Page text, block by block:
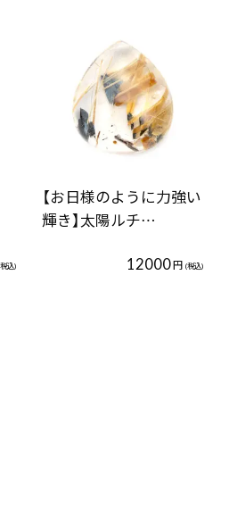
込)
【お日様のように力強い
輝き】太陽ルチ…
12000円 (税込)